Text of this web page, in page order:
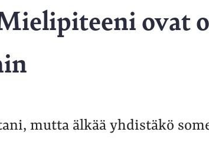
ovat
mutta älkää yhdistäkö